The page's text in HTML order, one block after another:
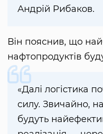
Андрій Рибаков.
Він пояснив, що
нафтопродуктів
«Далі логістика
силу. Звичайно,
будуть